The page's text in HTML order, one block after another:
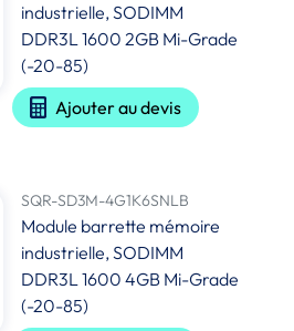
industrielle, SODIMM
DDR3L 1600 2GB Mi-Grade
(-20-85)
Ajouter au devis
SQR-SD3M-4G1K6SNLB
Module barrette mémoire
industrielle, SODIMM
DDR3L 1600 4GB Mi-Grade
(-20-85)